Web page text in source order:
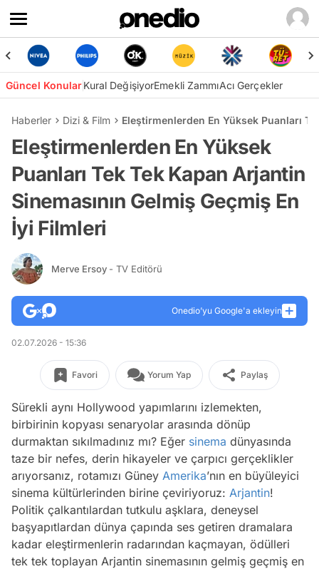
Güncel KonularKural DeğişiyorEmekli ZammıAcı Gerçekler
Haberler Dizi & Film Eleştirmenlerden En Yüksek Puanları
Eleştirmenlerden En Yüksek
Puanları Tek Tek Kapan Arjantin
Sinemasının Gelmiş Geçmiş En
İyi Filmleri
Merve Ersoy - TV Editörü
Onedio’yu Google'a ekleyin
02.07.2026 - 15:36
Favori Yorum Yap Paylaş
Sürekli aynı Hollywood yapımlarını izlemekten,
birbirinin kopyası senaryolar arasında dönüp
durmaktan sıkılmadınız mı? Eğer sinema dünyasında
taze bir nefes, derin hikayeler ve çarpıcı gerçeklikler
arıyorsanız, rotamızı Güney Amerika’nın en büyüleyici
sinema kültürlerinden birine çeviriyoruz: Arjantin!
Politik çalkantılardan tutkulu aşklara, deneysel
başyapıtlardan dünya çapında ses getiren dramalara
kadar eleştirmenlerin radarından kaçmayan, ödülleri
tek tek toplayan Arjantin sinemasının gelmiş geçmiş en